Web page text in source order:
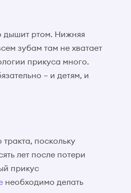
дышит ртом. Нижняя
зубам там не хватает
прикуса много.
– и детям, и
поскольку
лет после потери
прикус
необходимо делать